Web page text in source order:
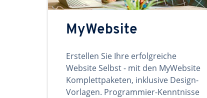
MyWebsite
Erstellen Sie Ihre erfolgreiche
Website Selbst - mit den MyWebsite
Komplettpaketen, inklusive Design-
Vorlagen. Programmier-Kenntnisse